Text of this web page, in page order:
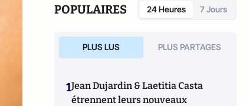
POPULAIRES 24 Heures 7 Jours
PLUS LUS PLUS PARTAGES
1Jean Dujardin & Laetitia Casta
étrennent leurs nouveaux